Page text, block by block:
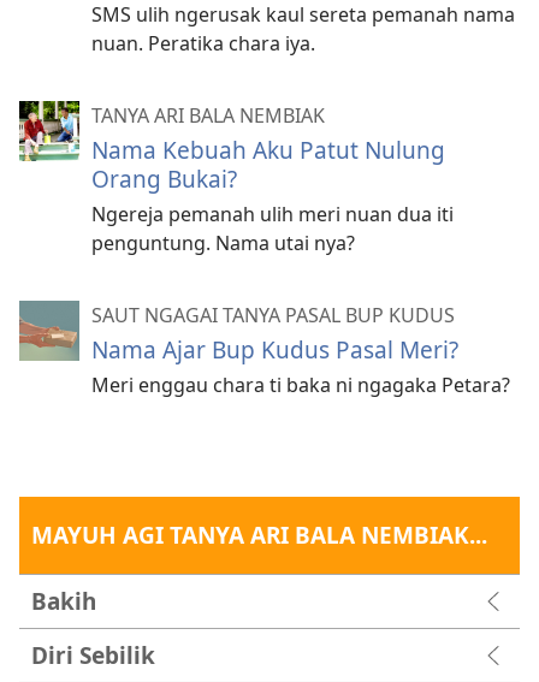
SMS ulih ngerusak kaul sereta pemanah nama
nuan. Peratika chara iya.
TANYA ARI BALA NEMBIAK
Nama Kebuah Aku Patut Nulung
Orang Bukai?
Ngereja pemanah ulih meri nuan dua iti
penguntung. Nama utai nya?
SAUT NGAGAI TANYA PASAL BUP KUDUS
Nama Ajar Bup Kudus Pasal Meri?
Meri enggau chara ti baka ni ngagaka Petara?
MAYUH AGI TANYA ARI BALA NEMBIAK...
Bakih
Diri Sebilik